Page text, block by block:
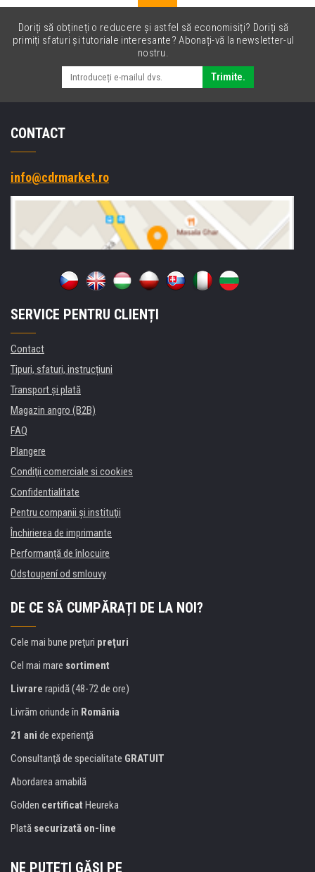
Doriți să obțineți o reducere și astfel să economisiți? Doriți să
primiți sfaturi și tutoriale interesante? Abonați-vă la newsletter-ul
nostru.
Trimite.
CONTACT
info@cdrmarket.ro
SERVICE PENTRU CLIENȚI
Contact
Tipuri, sfaturi, instrucțiuni
Transport şi plată
Magazin angro (B2B)
FAQ
Plangere
Condiţii comerciale si cookies
Confidentialitate
Pentru companii și instituţii
Închirierea de imprimante
Performanță de înlocuire
Odstoupení od smlouvy
DE CE SĂ CUMPĂRAȚI DE LA NOI?
Cele mai bune preţuri preţuri
Cel mai mare sortiment
Livrare rapidă (48-72 de ore)
Livrăm oriunde în România
21 ani de experienţă
Consultanţă de specialitate GRATUIT
Abordarea amabilă
Golden certificat Heureka
Plată securizată on-line
NE PUTEŢI GĂSI PE